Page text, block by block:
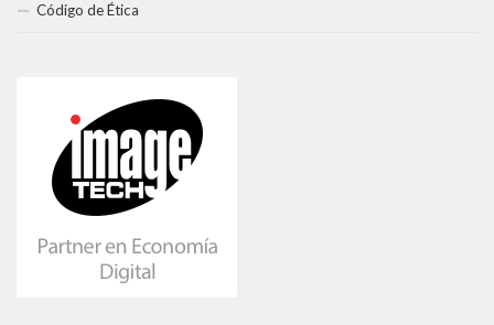
Código de Ética